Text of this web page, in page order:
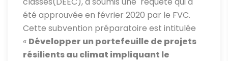
été approuvée en février 2020 par le FVC.
Cette subvention préparatoire est intitulée
« Développer un portefeuille de projets
résilients au climat impliquant le